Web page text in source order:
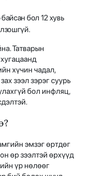
бол 12 хувь
Татварын
хүчин чадал,
зээл зэрэг суурь
бол инфляц,
эмзэг өртдөг
өр зээлтэй өрхүүд
үр нөлөөг